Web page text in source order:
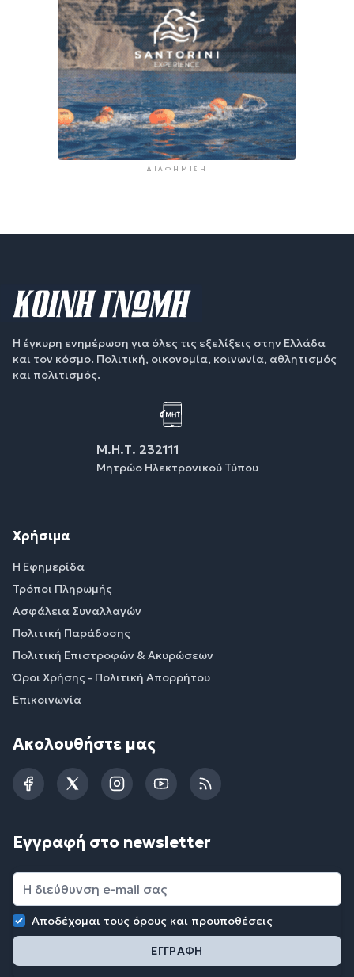
ΔΙΑΦΉΜΙΣΗ
Η έγκυρη ενημέρωση για όλες τις εξελίξεις στην Ελλάδα
και τον κόσμο. Πολιτική, οικονομία, κοινωνία, αθλητισμός
και πολιτισμός.
Μ.Η.Τ. 232111
Μητρώο Ηλεκτρονικού Τύπου
Χρήσιμα
Η Εφημερίδα
Τρόποι Πληρωμής
Ασφάλεια Συναλλαγών
Πολιτική Παράδοσης
Πολιτική Επιστροφών & Ακυρώσεων
Όροι Χρήσης - Πολιτική Απορρήτου
Επικοινωνία
Ακολουθήστε μας
FacebookTwitterInstagramYouTubeRSS
Εγγραφή στο newsletter
Αποδέχομαι τους όρους και προυποθέσεις